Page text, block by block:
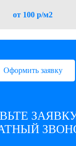
от 100 р/м2
Оформить заявку